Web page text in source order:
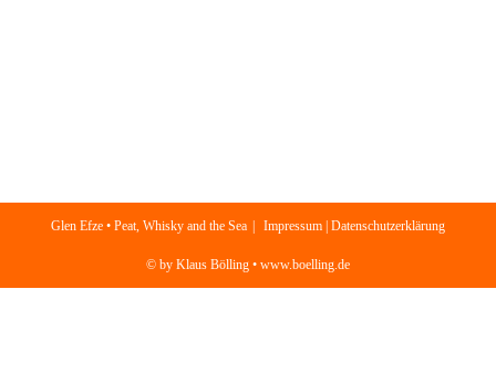
Glen Efze • Peat, Whisky and the Sea Impressum | Datenschutzerklärung
© by Klaus Bölling • www.boelling.de